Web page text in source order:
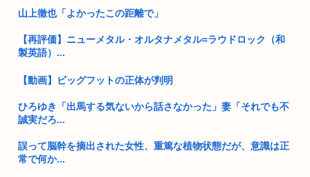
識者「山上徹也が安倍晋三を討たなければ、日本国は今でも統
Z世代、「これ」が何なのかわからないwww
三大ギャルに求める要素「処女」「ピンク色乳首」「彼氏」
女の子「ミステリー小説大好き！」 俺「何読むの？(はいはい
東野圭...
25歳、女ホル打ってるけど 女になりた過ぎて頭おかしくなり
そう ...
山上徹也「よかったこの距離で」
【再評価】ニューメタル・オルタナメタル=ラウドロック（和
製英語）...
【動画】ビッグフットの正体が判明
ひろゆき「出馬する気ないから話さなかった」妻「それでも不
誠実だろ...
誤って脳幹を摘出された女性、重篤な植物状態だが、意識は正
常で何か...